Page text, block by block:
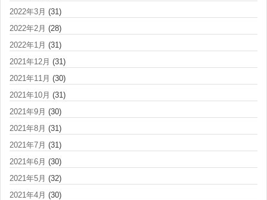
2022年3月 (31)
2022年2月 (28)
2022年1月 (31)
2021年12月 (31)
2021年11月 (30)
2021年10月 (31)
2021年9月 (30)
2021年8月 (31)
2021年7月 (31)
2021年6月 (30)
2021年5月 (32)
2021年4月 (30)